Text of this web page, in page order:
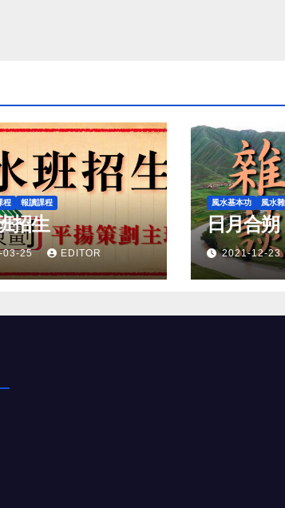
程 報讀課程
招生
03-25 EDITOR
風水基本功 風水
日月合朔
2021-12-23